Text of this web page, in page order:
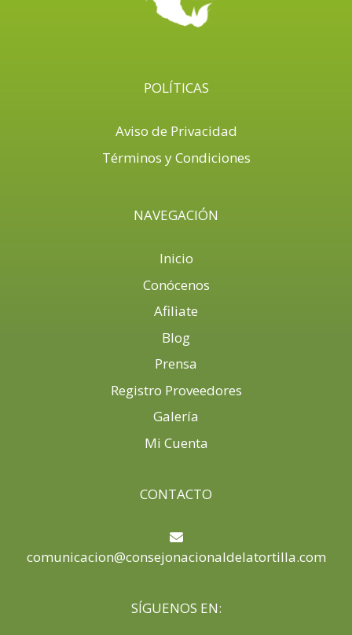
POLÍTICAS
Aviso de Privacidad
Términos y Condiciones
NAVEGACIÓN
Inicio
Conócenos
Afiliate
Blog
Prensa
Registro Proveedores
Galería
Mi Cuenta
CONTACTO
comunicacion@consejonacionaldelatortilla.com
SÍGUENOS EN: